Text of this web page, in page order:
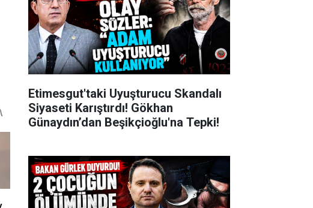
Etimesgut'taki Uyuşturucu Skandalı
Siyaseti Karıştırdı! Gökhan
Günaydın’dan Beşikçioğlu'na Tepki!